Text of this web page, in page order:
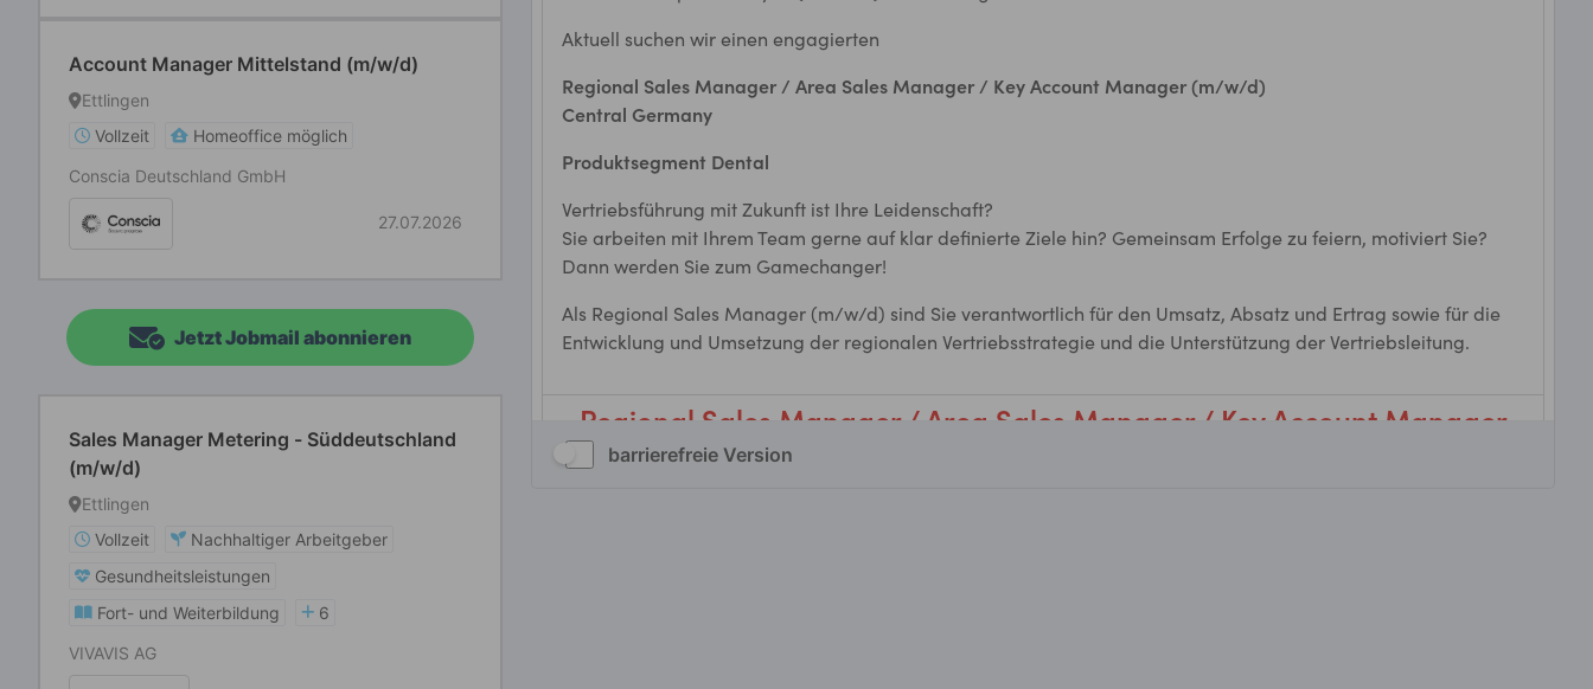
Account Manager Mittelstand (m/w/d)
Ettlingen
Vollzeit
Homeoffice möglich
Conscia Deutschland GmbH
27.07.2026
Jetzt Jobmail abonnieren
Sales Manager Metering - Süddeutschland
(m/w/d)
Ettlingen
Vollzeit
Nachhaltiger Arbeitgeber
Gesundheitsleistungen
Fort- und Weiterbildung
6
VIVAVIS AG
barrierefreie Version